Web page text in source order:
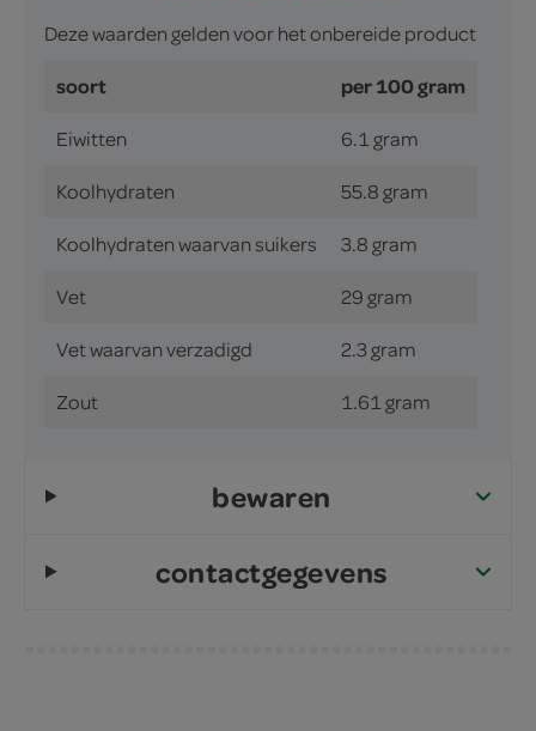
Deze waarden gelden voor het onbereide product
soort per 100 gram
Eiwitten 6.1 gram
Koolhydraten 55.8 gram
Koolhydraten waarvan suikers 3.8 gram
Vet 29 gram
Vet waarvan verzadigd 2.3 gram
Zout 1.61 gram
bewaren
contactgegevens